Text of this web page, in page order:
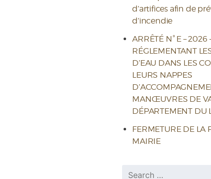
d’artifices afin de
d’incendie
ARRÊTÉ N° E – 2026
RÉGLEMENTANT
D’EAU DANS LES
LEURS NAPPES
MANŒUVRES DE
DÉPARTEMENT DU
FERMETURE DE LA
MAIRIE
Rechercher :